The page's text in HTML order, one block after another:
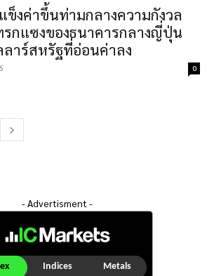
ข็งค่าขึ้นท่ามกลางความกังวล
รกแซงของธนาคารกลางญี่ปุ่น
ลาร์สหรัฐที่อ่อนค่าลง
0
- Advertisment -